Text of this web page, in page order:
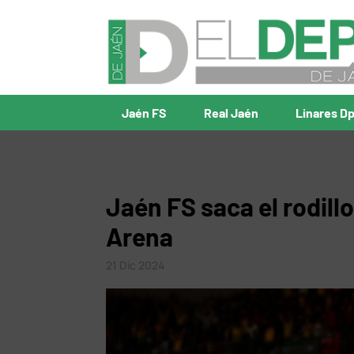
Jaén FS Real Jaén Linares
Jaén FS saca el
Arena